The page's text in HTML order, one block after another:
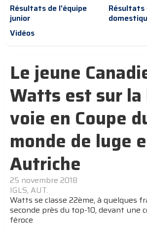
Résultats de l'équipe
junior
Résultats
Vidéos
Le jeune
Watts est sur la
voie en Coupe
monde de luge
Autriche
25 novembre 2018
IGLS, AUT.
Watts se classe 22ème, à quelques
seconde près du top-10, devant une
féroce